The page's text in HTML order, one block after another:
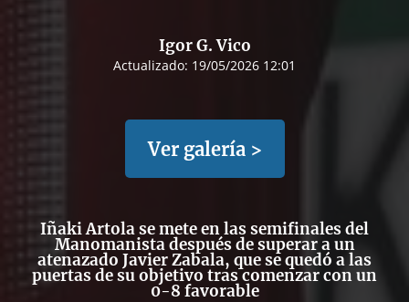
Igor G. Vico
Actualizado: 19/05/2026 12:01
Ver galería >
Iñaki Artola se mete en las semifinales del
Manomanista después de superar a un
atenazado Javier Zabala, que se quedó a las
puertas de su objetivo tras comenzar con un
0-8 favorable